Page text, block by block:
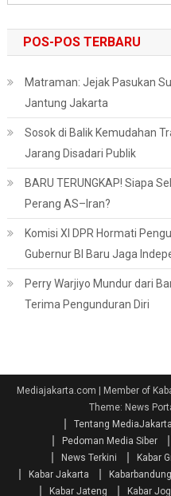
POS-POS TERBARU
Matraman: Jejak Pasukan
Jantung Jakarta
Sosok di Balik Kemudahan
Jarang Disadari Publik
BARU TERUNGKAP! Siapa
Perang AS–Iran?
Komisi XI DPR Hormati
Gubernur BI Baru Jaga
Perry Warjiyo Mundur dari
Terima Pengunduran Diri
Mediajakarta.com | Member of
Theme: News
Tentang
Pedoman Media Siber
News Terkini
Kabar
Kabar Jakarta
Kabar Jateng
Kabar